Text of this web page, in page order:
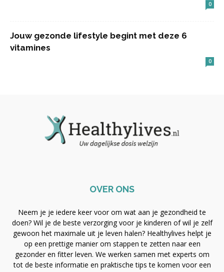
0
Jouw gezonde lifestyle begint met deze 6
vitamines
0
OVER ONS
Neem je je iedere keer voor om wat aan je gezondheid te
doen? Wil je de beste verzorging voor je kinderen of wil je zelf
gewoon het maximale uit je leven halen? Healthylives helpt je
op een prettige manier om stappen te zetten naar een
gezonder en fitter leven. We werken samen met experts om
tot de beste informatie en praktische tips te komen voor een